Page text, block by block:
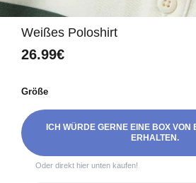
Weißes Poloshirt
26.99€
Größe
ICH WÜRDE GERNE EINE BOX VON
ERHALTEN.
Oder direkt hier unten kaufen!